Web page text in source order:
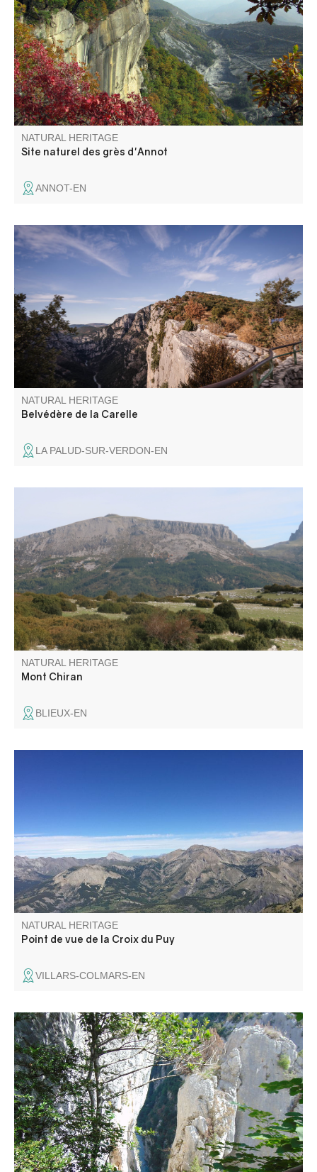
cyclopean sandstone blocks, ancestral legends and
millennia of history. Overlooking the village, an area of
150 ha is now classified as a Sensitive Natural Area.
NATURAL HERITAGE
Site naturel des grès d'Annot
ANNOT-EN
Le belvédère de la Carelle tient son nom des poulies
utilisées début XXème par les « Verdoniens » qui
descendaient à flanc de falaise pour récolter, entre autre,
le genévrier. C'est le troisième belvédère de la route des
Crête et c'est un incontournable.
NATURAL HERITAGE
Belvédère de la Carelle
LA PALUD-SUR-VERDON-EN
Le mont Chiran (1 905 m), second sommet des Préalpes
du Verdon, offre un panorama exceptionnel : des Alpes du
Sud à la Provence, jusqu’à la Méditerranée et, par temps
clair, le Canigou. Un belvédère unique pour les amoureux
de grands horizons.
NATURAL HERITAGE
Mont Chiran
BLIEUX-EN
NATURAL HERITAGE
Point de vue de la Croix du Puy
VILLARS-COLMARS-EN
La Brèche Imbert est située au milieu du Blanc-Martel,
c'est un escalier dans le vide, avec des rambardes, de
274 marches est l'un des points de vues les plus
impressionnant du sentier Blanc-Martel.